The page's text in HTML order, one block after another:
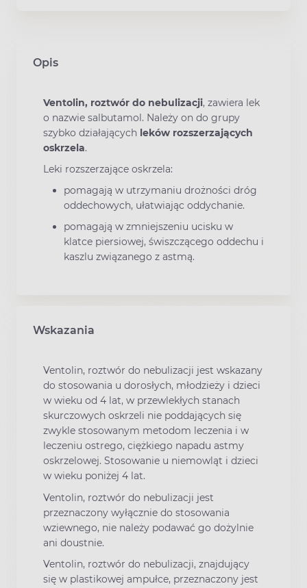
Opis
Ventolin, roztwór do nebulizacji, zawiera lek
o nazwie salbutamol. Należy on do grupy
szybko działających leków rozszerzających
oskrzela.
Leki rozszerzające oskrzela:
pomagają w utrzymaniu drożności dróg
oddechowych, ułatwiając oddychanie.
pomagają w zmniejszeniu ucisku w
klatce piersiowej, świszczącego oddechu i
kaszlu związanego z astmą.
Wskazania
Ventolin, roztwór do nebulizacji jest wskazany
do stosowania u dorosłych, młodzieży i dzieci
w wieku od 4 lat, w przewlekłych stanach
skurczowych oskrzeli nie poddających się
zwykle stosowanym metodom leczenia i w
leczeniu ostrego, ciężkiego napadu astmy
oskrzelowej. Stosowanie u niemowląt i dzieci
w wieku poniżej 4 lat.
Ventolin, roztwór do nebulizacji jest
przeznaczony wyłącznie do stosowania
wziewnego, nie należy podawać go dożylnie
ani doustnie.
Ventolin, roztwór do nebulizacji, znajdujący
się w plastikowej ampułce, przeznaczony jest